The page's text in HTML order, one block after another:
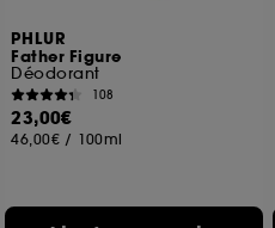
PHLUR
Father Figure
Déodorant
108
23,00€
46,00€ / 100ml